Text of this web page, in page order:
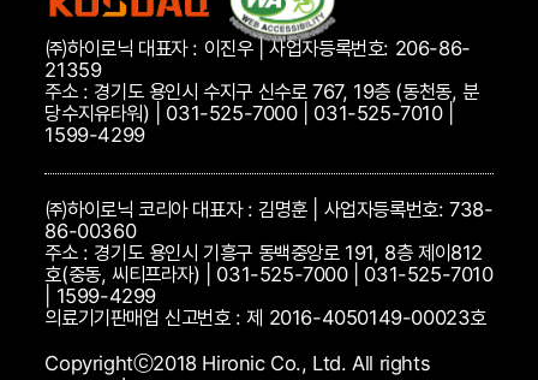
㈜하이로닉 대표자 : 이진우 | 사업자등록번호: 206-86-
21359
주소 : 경기도 용인시 수지구 신수로 767, 19층 (동천동, 분
당수지유타워) | 031-525-7000 | 031-525-7010 |
1599-4299
㈜하이로닉 코리아 대표자 : 김명훈 | 사업자등록번호: 738-
86-00360
주소 : 경기도 용인시 기흥구 동백중앙로 191, 8층 제이812
호(중동, 씨티프라자) | 031-525-7000 | 031-525-7010
| 1599-4299
의료기기판매업 신고번호 : 제 2016-4050149-00023호
Copyrightⓒ2018 Hironic Co., Ltd. All rights